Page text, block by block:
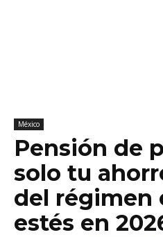
México
Pensión de
solo tu
del régimen
estés en